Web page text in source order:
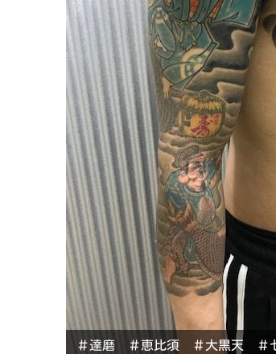
＃達磨 ＃恵比須 ＃大黒天 ＃